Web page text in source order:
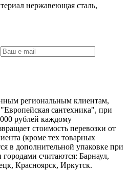
нержавеющая сталь,
региональным клиентам,
сантехника", при
рублей каждому
стоимость перевозки от
(кроме тех товарных
в дополнительной упаковке при
считаются: Барнаул,
Красноярск, Иркутск.